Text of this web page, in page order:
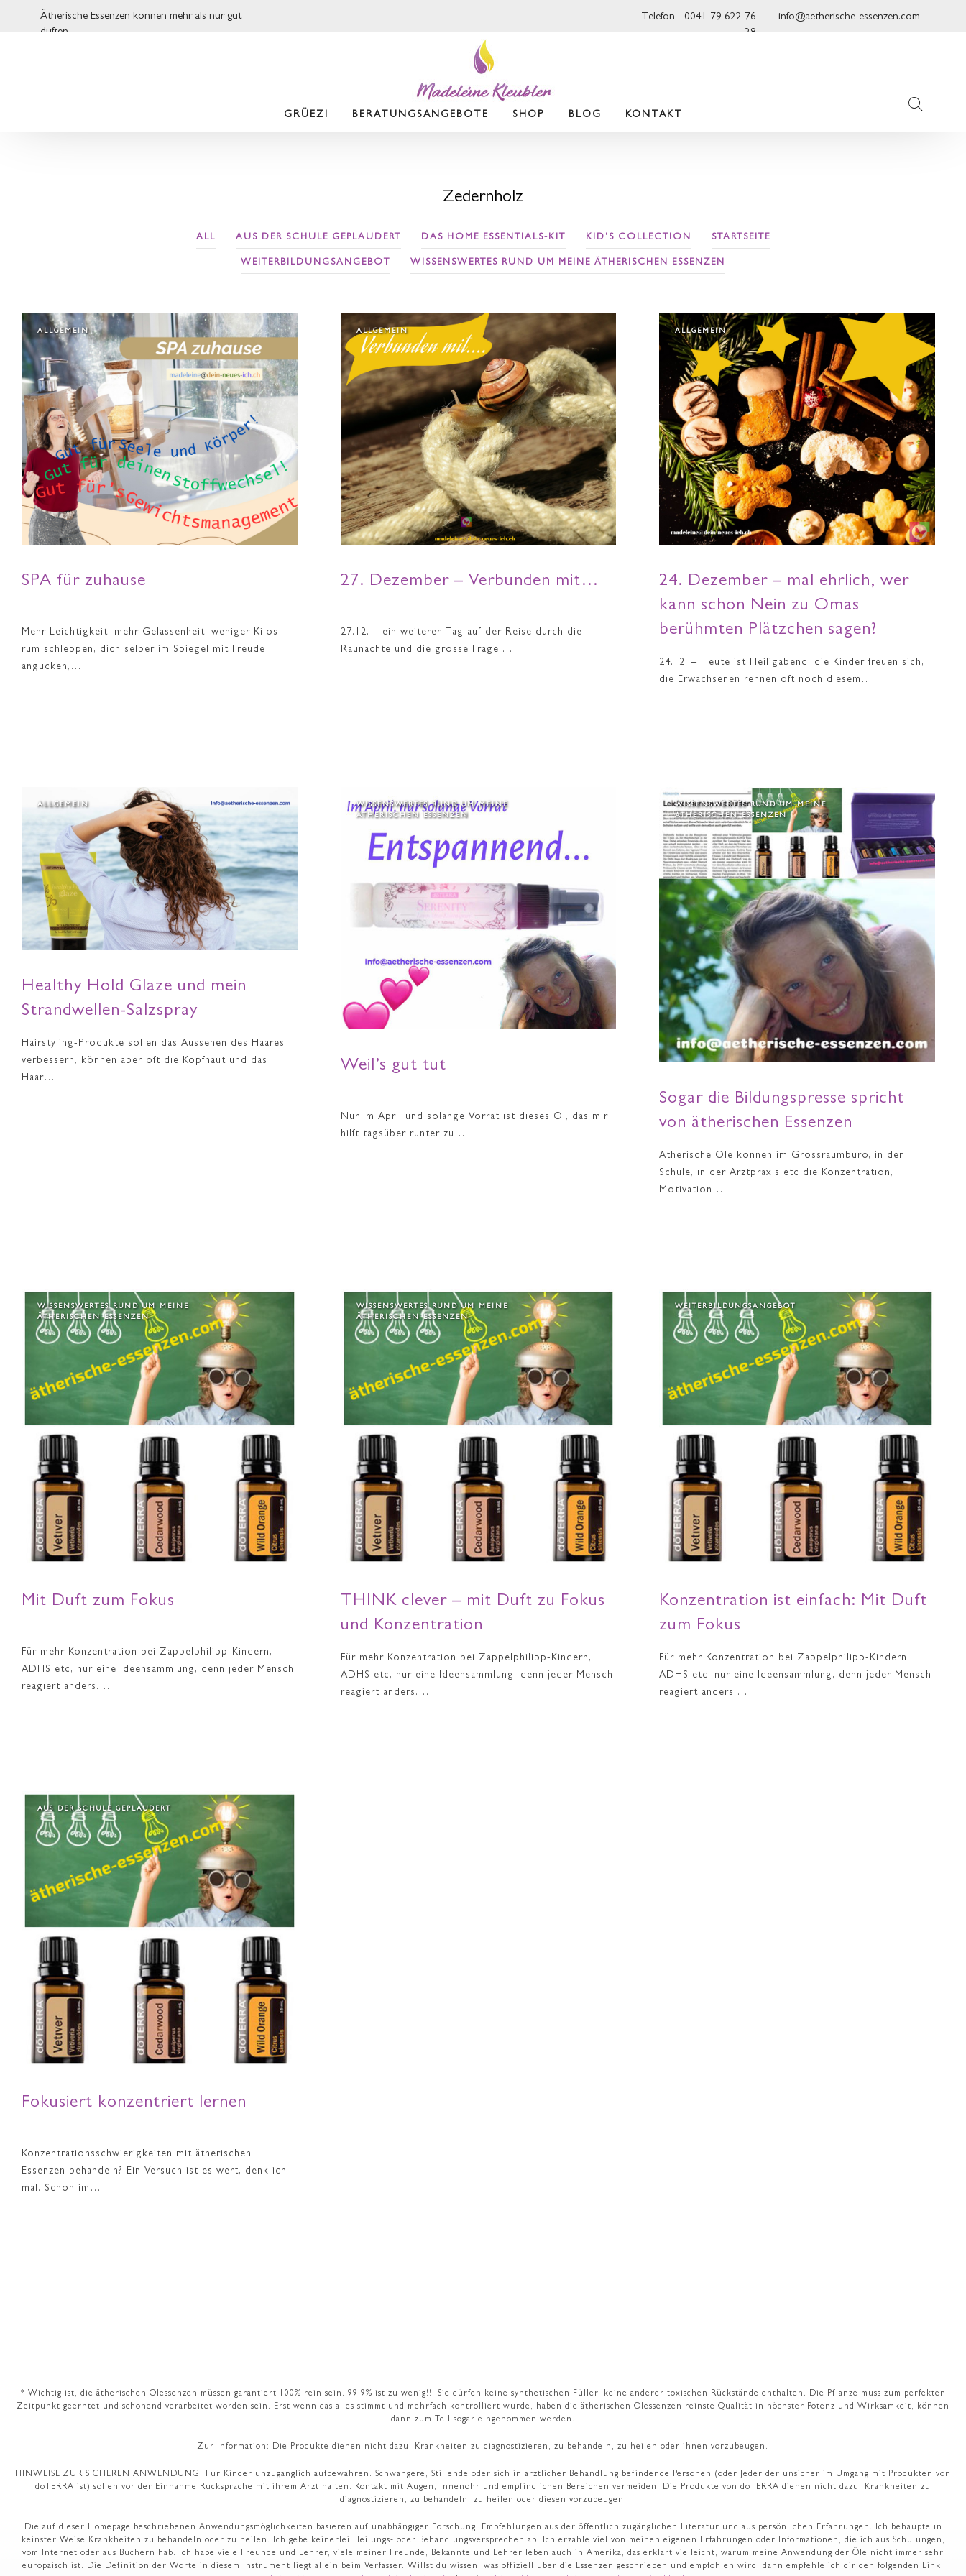
Ätherische Essenzen können mehr als nur gut
duften.
info@aetherische-essenzen.com
Telefon - 0041 79 622 76
28
GRÜEZI BERATUNGSANGEBOTE SHOP BLOG KONTAKT
Zedernholz
ALL AUS DER SCHULE GEPLAUDERT DAS HOME ESSENTIALS-KIT KID'S COLLECTION STARTSEITE
WEITERBILDUNGSANGEBOT WISSENSWERTES RUND UM MEINE ÄTHERISCHEN ESSENZEN
ALLGEMEIN
SPA für zuhause
Mehr Leichtigkeit, mehr Gelassenheit, weniger Kilos
rum schleppen, dich selber im Spiegel mit Freude
angucken,…
ALLGEMEIN
27. Dezember – Verbunden mit…
27.12. – ein weiterer Tag auf der Reise durch die
Raunächte und die grosse Frage:…
ALLGEMEIN
24. Dezember – mal ehrlich, wer
kann schon Nein zu Omas
berühmten Plätzchen sagen?
24.12. – Heute ist Heiligabend, die Kinder freuen sich,
die Erwachsenen rennen oft noch diesem…
ALLGEMEIN
Healthy Hold Glaze und mein
Strandwellen-Salzspray
Hairstyling-Produkte sollen das Aussehen des Haares
verbessern, können aber oft die Kopfhaut und das
Haar…
WISSENSWERTES RUND UM MEINE
ÄTHERISCHEN ESSENZEN
Weil’s gut tut
Nur im April und solange Vorrat ist dieses Öl, das mir
hilft tagsüber runter zu…
WISSENSWERTES RUND UM MEINE
ÄTHERISCHEN ESSENZEN
Sogar die Bildungspresse spricht
von ätherischen Essenzen
Ätherische Öle können im Grossraumbüro, in der
Schule, in der Arztpraxis etc die Konzentration,
Motivation…
WISSENSWERTES RUND UM MEINE
ÄTHERISCHEN ESSENZEN
Mit Duft zum Fokus
Für mehr Konzentration bei Zappelphilipp-Kindern,
ADHS etc, nur eine Ideensammlung, denn jeder Mensch
reagiert anders.…
WISSENSWERTES RUND UM MEINE
ÄTHERISCHEN ESSENZEN
THINK clever – mit Duft zu Fokus
und Konzentration
Für mehr Konzentration bei Zappelphilipp-Kindern,
ADHS etc, nur eine Ideensammlung, denn jeder Mensch
reagiert anders.…
WEITERBILDUNGSANGEBOT
Konzentration ist einfach: Mit Duft
zum Fokus
Für mehr Konzentration bei Zappelphilipp-Kindern,
ADHS etc, nur eine Ideensammlung, denn jeder Mensch
reagiert anders.…
AUS DER SCHULE GEPLAUDERT
Fokusiert konzentriert lernen
Konzentrationsschwierigkeiten mit ätherischen
Essenzen behandeln? Ein Versuch ist es wert, denk ich
mal. Schon im…
* Wichtig ist, die ätherischen Ölessenzen müssen garantiert 100% rein sein. 99,9% ist zu wenig!!! Sie dürfen keine synthetischen Füller, keine anderer toxischen Rückstände enthalten. Die Pflanze muss zum perfekten
Zeitpunkt geerntet und schonend verarbeitet worden sein. Erst wenn das alles stimmt und mehrfach kontrolliert wurde, haben die ätherischen Ölessenzen reinste Qualität in höchster Potenz und Wirksamkeit, können
dann zum Teil sogar eingenommen werden.
Zur Information: Die Produkte dienen nicht dazu, Krankheiten zu diagnostizieren, zu behandeln, zu heilen oder ihnen vorzubeugen.
HINWEISE ZUR SICHEREN ANWENDUNG: Für Kinder unzugänglich aufbewahren. Schwangere, Stillende oder sich in ärztlicher Behandlung befindende Personen (oder Jeder der unsicher im Umgang mit Produkten von
doTERRA ist) sollen vor der Einnahme Rücksprache mit ihrem Arzt halten. Kontakt mit Augen, Innenohr und empfindlichen Bereichen vermeiden. Die Produkte von dōTERRA dienen nicht dazu, Krankheiten zu
diagnostizieren, zu behandeln, zu heilen oder diesen vorzubeugen.
Die auf dieser Homepage beschriebenen Anwendungsmöglichkeiten basieren auf unabhängiger Forschung, Empfehlungen aus der öffentlich zugänglichen Literatur und aus persönlichen Erfahrungen. Ich behaupte in
keinster Weise Krankheiten zu behandeln oder zu heilen. Ich gebe keinerlei Heilungs- oder Behandlungsversprechen ab! Ich erzähle viel von meinen eigenen Erfahrungen oder Informationen, die ich aus Schulungen,
vom Internet oder aus Büchern hab. Ich habe viele Freunde und Lehrer, viele meiner Freunde, Bekannte und Lehrer leben auch in Amerika, das erklärt vielleicht, warum meine Anwendung der Öle nicht immer sehr
europäisch ist. Die Definition der Worte in diesem Instrument liegt allein beim Verfasser. Willst du wissen, was offiziell über die Essenzen geschrieben und empfohlen wird, dann empfehle ich dir den folgenden Link: